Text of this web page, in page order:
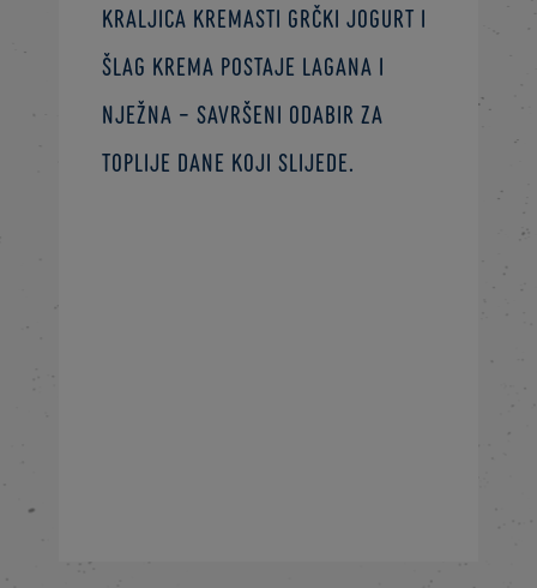
Kraljica kremasti grčki jogurt i
šlag krema postaje lagana i
nježna – savršeni odabir za
toplije dane koji slijede.